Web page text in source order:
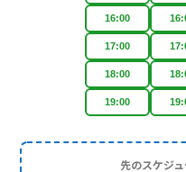
16:00
17:00
18:00
19:00
先のスケジ